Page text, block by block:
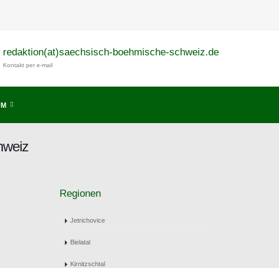
redaktion(at)saechsisch-boehmische-schweiz.de
Kontakt per e-mail
Regionen
Jetrichovice
Bielatal
Kirnitzschtal